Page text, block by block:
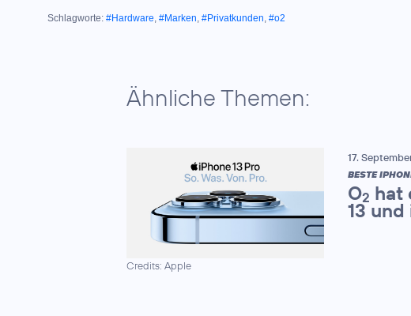
Schlagworte: #Hardware #Marken #Privatkunden #o2
Ähnliche Themen:
Credits: Apple
17.
BESTE
O2 hat
13